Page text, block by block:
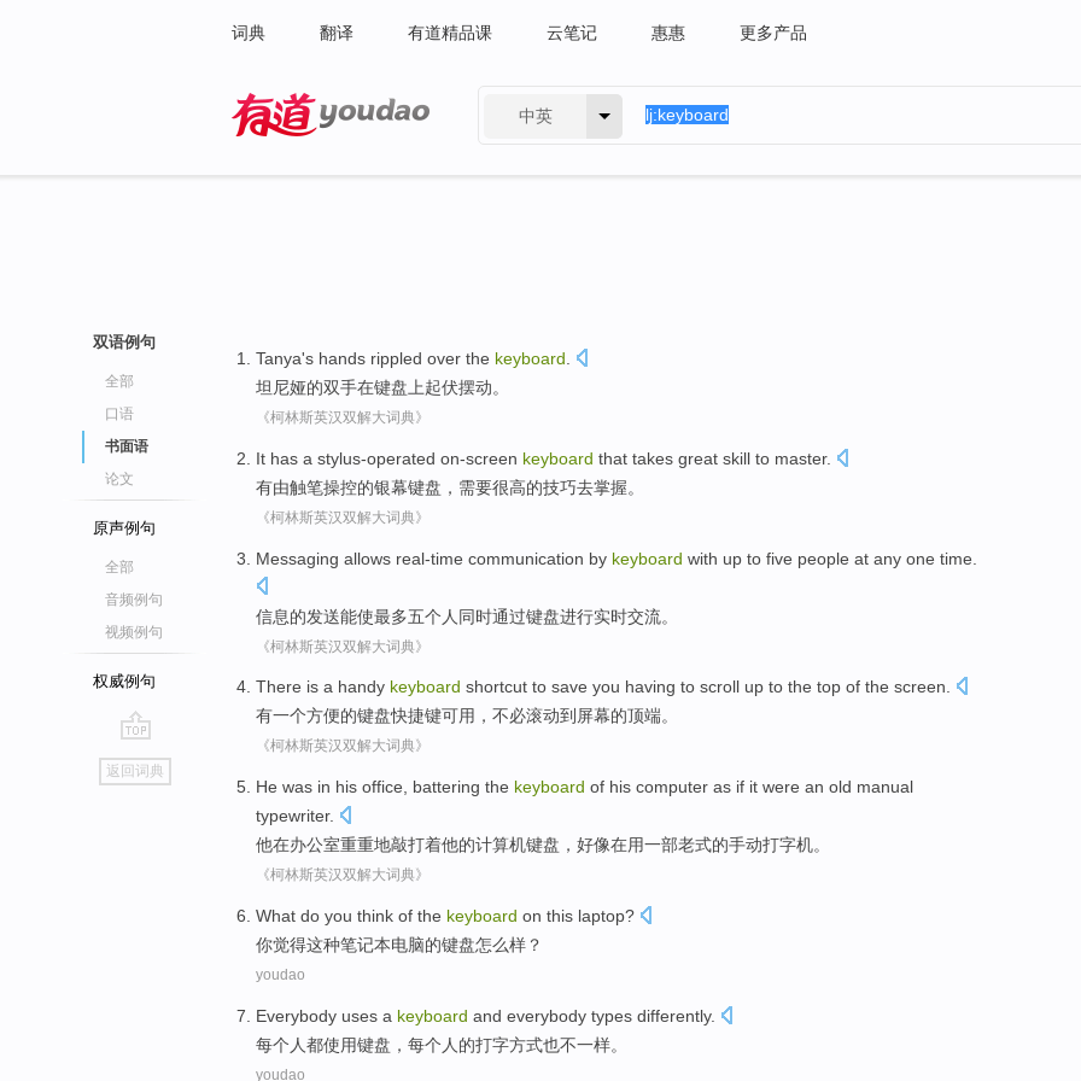
词典 翻译 有道精品课 云笔记 惠惠 更多产品
中英
双语例句
全部
口语
书面语
论文
原声例句
全部
音频例句
视频例句
权威例句
go
top
返回词典
Tanya's hands rippled over the keyboard
坦 尼娅的双手在键盘 上起伏摆动。
《柯林斯英汉双解大词典》
It has a stylus-operated on-screen keyboard that takes great skill to master.
有由触笔操控的银幕键盘 ， 需要很高的技巧去掌握。
《柯林斯英汉双解大词典》
Messaging allows real-time communication by keyboard with up to five people at any one time
信息的发送能使最多五个人 同时通过键盘进行实时交流。
《柯林斯英汉双解大词典》
There is a handy keyboard shortcut to save you having to scroll up to the top of the screen.
有一个方便的键盘快捷键可用 ， 不必滚动到 屏幕的顶端。
《柯林斯英汉双解大词典》
He was in his office battering the keyboard of his computer as if it were an old manual
typewriter.
他在办公室重重地敲打着他的计算机键盘 ， 好像在用一部老式的手动打字机。
《柯林斯英汉双解大词典》
What do you think of the keyboard on this laptop?
你觉得这种笔记本电脑的键盘怎么样？
youdao
Everybody uses a keyboard and everybody types differently.
每个 人都使用键盘 ，每个人的打字方式也不一样。
youdao